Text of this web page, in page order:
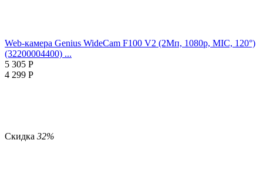
Web-камера Genius WideCam F100 V2 (2Мп, 1080p, MIC, 120°)
(32200004400) ...
5 305 Р
4 299 Р
Скидка 32%